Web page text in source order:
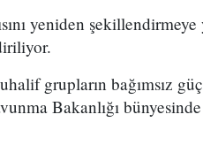
yeniden
grupların bağımsız
Bakanlığı